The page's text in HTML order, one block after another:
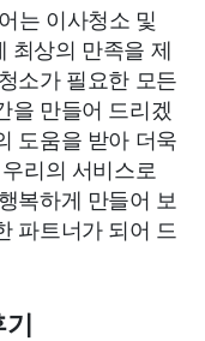
는 이사청소 및
최상의 만족을 제
소가 필요한 모든
을 만들어 드리겠
도움을 받아 더욱
리의 서비스로
복하게 만들어 보
파트너가 되어 드